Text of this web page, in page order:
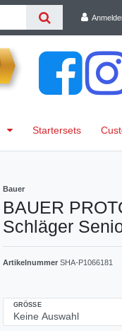
Startersets
Bauer
BAUER
Schläger
Artikelnummer SHA-P1066181
GRÖSSE